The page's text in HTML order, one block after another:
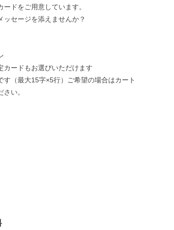
ドをご用意しています。
ッセージを添えませんか？
ードもお選びいただけます
（最大15字×5行）ご希望の場合はカート
い。